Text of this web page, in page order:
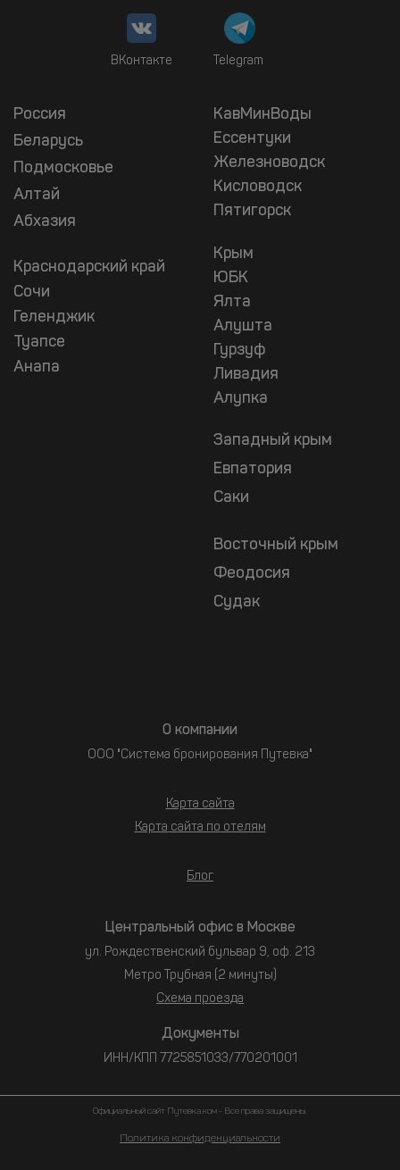
ВКонтакте Telegram
Россия
Беларусь
Подмосковье
Алтай
Абхазия
Краснодарский край
Сочи
Геленджик
Туапсе
Анапа
КавМинВоды
Ессентуки
Железноводск
Кисловодск
Пятигорск
Крым
ЮБК
Ялта
Алушта
Гурзуф
Ливадия
Алупка
Западный крым
Евпатория
Саки
Восточный крым
Феодосия
Судак
О компании
ООО "Система бронирования Путевка"
Карта сайта
Карта сайта по отелям
Блог
Документы
ИНН/КПП 7725851033/770201001
Центральный офис в Москве
ул. Рождественский бульвар 9, оф. 213
Метро Трубная (2 минуты)
Схема проезда
Официальный сайт Путевка.ком - Все права защищены.
Политика конфиденциальности